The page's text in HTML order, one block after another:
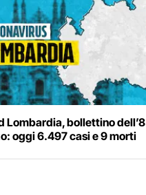
Lombardia, bollettino dell’8
oggi 6.497 casi e 9 morti